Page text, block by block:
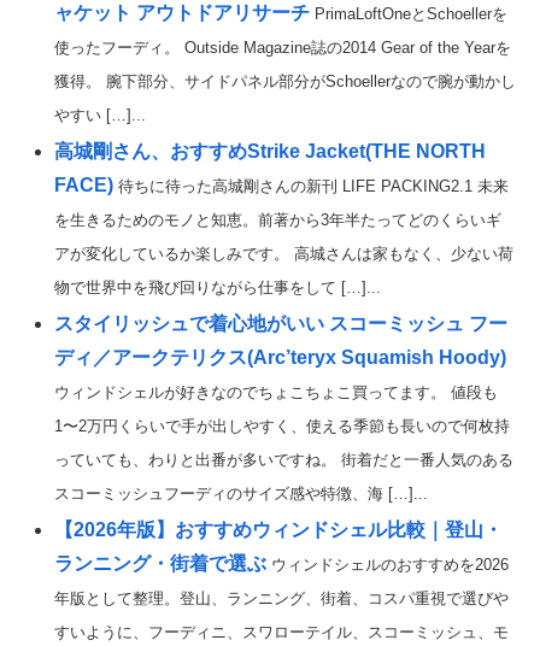
ャケット アウトドアリサーチ PrimaLoftOneとSchoellerを
使ったフーディ。 Outside Magazine誌の2014 Gear of the Yearを
獲得。 腕下部分、サイドパネル部分がSchoellerなので腕が動かし
やすい […]...
高城剛さん、おすすめStrike Jacket(THE NORTH
FACE) 待ちに待った高城剛さんの新刊 LIFE PACKING2.1 未来
を生きるためのモノと知恵。前著から3年半たってどのくらいギ
アが変化しているか楽しみです。 高城さんは家もなく、少ない荷
物で世界中を飛び回りながら仕事をして […]...
スタイリッシュで着心地がいい スコーミッシュ フー
ディ／アークテリクス(Arc’teryx Squamish Hoody)
ウィンドシェルが好きなのでちょこちょこ買ってます。 値段も
1〜2万円くらいで手が出しやすく、使える季節も長いので何枚持
っていても、わりと出番が多いですね。 街着だと一番人気のある
スコーミッシュフーディのサイズ感や特徴、海 […]...
【2026年版】おすすめウィンドシェル比較｜登山・
ランニング・街着で選ぶ ウィンドシェルのおすすめを2026
年版として整理。登山、ランニング、街着、コスパ重視で選びや
すいように、フーディニ、スワローテイル、スコーミッシュ、モ